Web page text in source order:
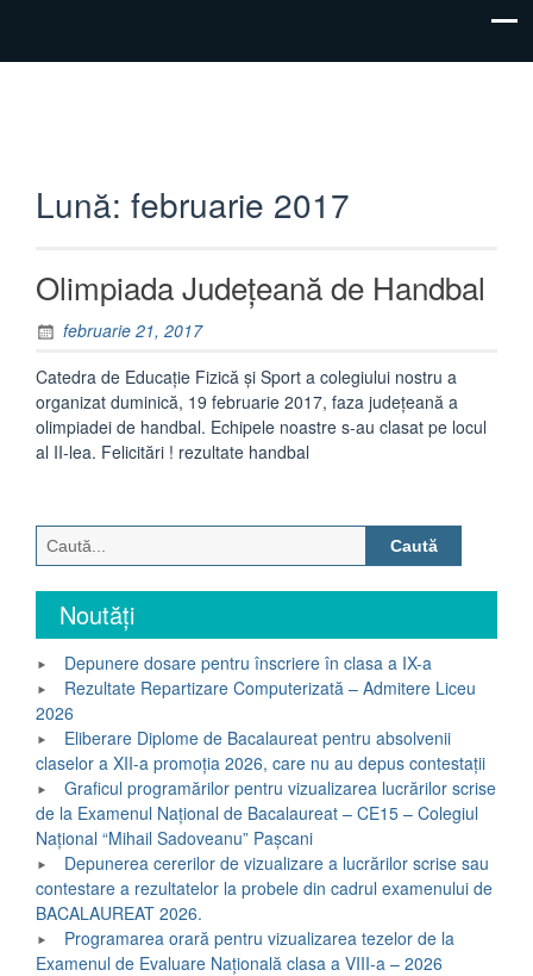
Național
Sadoveanu”
Pașcani
este
Lună: februarie 2017
Olimpiada Județeană de Handbal
februarie 21, 2017
Catedra de Educație Fizică și Sport a colegiului nostru a
organizat duminică, 19 februarie 2017, faza județeană a
olimpiadei de handbal. Echipele noastre s-au clasat pe locul
al II-lea. Felicitări ! rezultate handbal
Caută
după:
Noutăți
Depunere dosare pentru înscriere în clasa a IX-a
Rezultate Repartizare Computerizată – Admitere Liceu
2026
Eliberare Diplome de Bacalaureat pentru absolvenii
claselor a XII-a promoția 2026, care nu au depus contestații
Graficul programărilor pentru vizualizarea lucrărilor scrise
de la Examenul Național de Bacalaureat – CE15 – Colegiul
Național “Mihail Sadoveanu” Pașcani
Depunerea cererilor de vizualizare a lucrărilor scrise sau
contestare a rezultatelor la probele din cadrul examenului de
BACALAUREAT 2026.
Programarea orară pentru vizualizarea tezelor de la
Examenul de Evaluare Națională clasa a VIII-a – 2026